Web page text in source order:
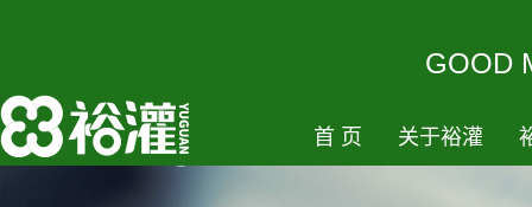
首页 关于裕灌